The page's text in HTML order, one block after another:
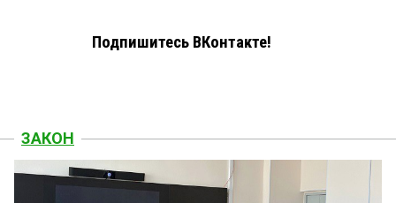
Подпишитесь ВКонтакте!
ЗАКОН